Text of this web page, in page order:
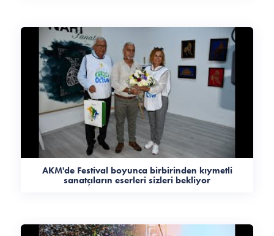
AKM'de Festival boyunca birbirinden kıymetli
sanatçıların eserleri sizleri bekliyor